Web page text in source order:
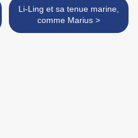
Li-Ling et sa tenue marine,
comme Marius >